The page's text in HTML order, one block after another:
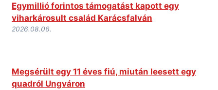
Egymillió forintos támogatást kapott egy
viharkárosult család Karácsfalván
2026.08.06.
Megsérült egy 11 éves fiú, miután leesett egy
quadról Ungváron